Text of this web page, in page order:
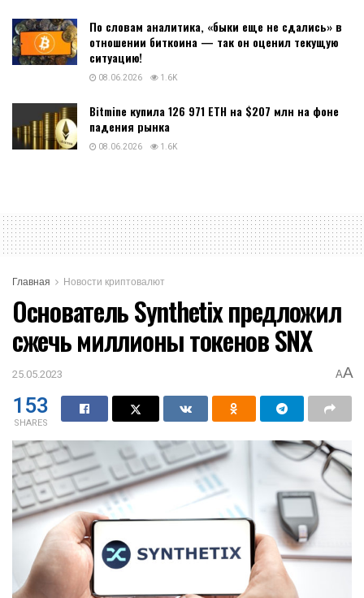
По словам аналитика, «быки еще не сдались» в
отношении биткоина — так он оценил текущую
ситуацию!
08.06.2026 1.6K
Bitmine купила 126 971 ETH на $207 млн на фоне
падения рынка
08.06.2026 1.6K
Главная Новости криптовалют
Основатель Synthetix предложил
сжечь миллионы токенов SNX
25.05.2023 AA
153
SHARES